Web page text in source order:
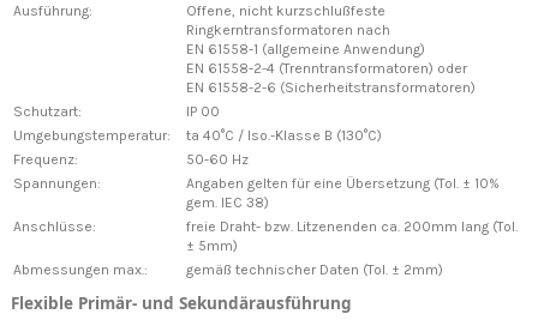
Ausführung:
Offene, nicht kurzschlußfeste
Ringkerntransformatoren nach
EN 61558-1 (allgemeine Anwendung)
EN 61558-2-4 (Trenntransformatoren) oder
EN 61558-2-6 (Sicherheitstransformatoren)
Schutzart:
IP 00
Umgebungstemperatur:
ta 40°C / Iso.-Klasse B (130°C)
Frequenz:
50-60 Hz
Spannungen:
Angaben gelten für eine Übersetzung (Tol. ± 10%
gem. IEC 38)
Anschlüsse:
freie Draht- bzw. Litzenenden ca. 200mm lang (Tol.
± 5mm)
Abmessungen max.:
gemäß technischer Daten (Tol. ± 2mm)
Flexible Primär- und Sekundärausführung